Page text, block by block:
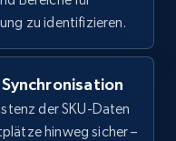
Jetzt anfangen
zu identifizieren.
der SKU-Daten
hinweg sicher –